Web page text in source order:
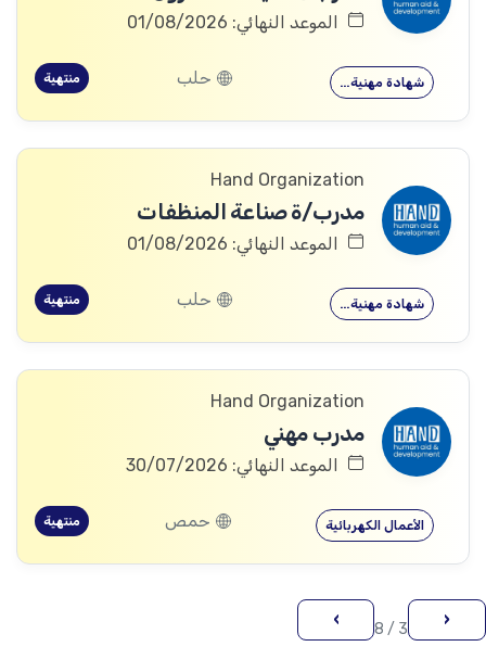
الموعد النهائي: 01/08/2026
شهادة مهنية… حلب منتهية
Hand Organization
مدرب/ة صناعة المنظفات
الموعد النهائي: 01/08/2026
شهادة مهنية… حلب منتهية
Hand Organization
مدرب مهني
الموعد النهائي: 30/07/2026
الأعمال الكهربائية حمص منتهية
‹
3 / 8
›